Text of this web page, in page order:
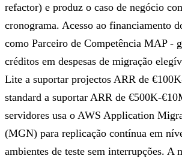
refactor) e produz o caso de negócio
cronograma. Acesso ao financiamento
como Parceiro de Competência MAP -
créditos em despesas de migração
Lite a suportar projectos ARR de
standard a suportar ARR de €500K-
servidores usa o AWS Application
(MGN) para replicação contínua em
ambientes de teste sem interrupções. A